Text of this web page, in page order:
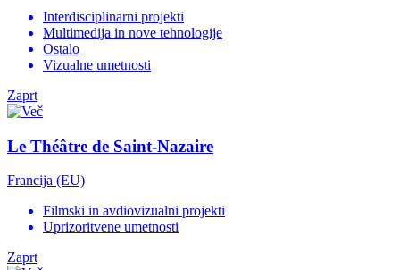
Interdisciplinarni projekti
Multimedija in nove tehnologije
Ostalo
Vizualne umetnosti
Zaprt
Le Théâtre de Saint-Nazaire
Francija (EU)
Filmski in avdiovizualni projekti
Uprizoritvene umetnosti
Zaprt